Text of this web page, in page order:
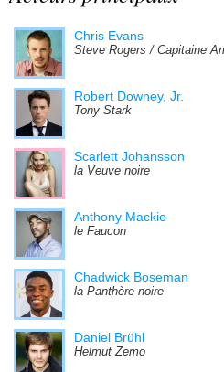
Chris Evans
Steve Rogers / Capitaine
Robert Downey, Jr.
Tony Stark
Scarlett Johansson
la Veuve noire
Anthony Mackie
le Faucon
Chadwick Boseman
la Panthère noire
Daniel Brühl
Helmut Zemo